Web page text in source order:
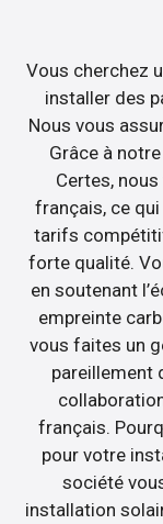
Vous cherchez
installer des
Nous vous
Grâce à
Certes,
français, ce
tarifs
forte qualité.
en soutenant
empreinte
vous faites un
pareillement
français.
pour votre
société
installation